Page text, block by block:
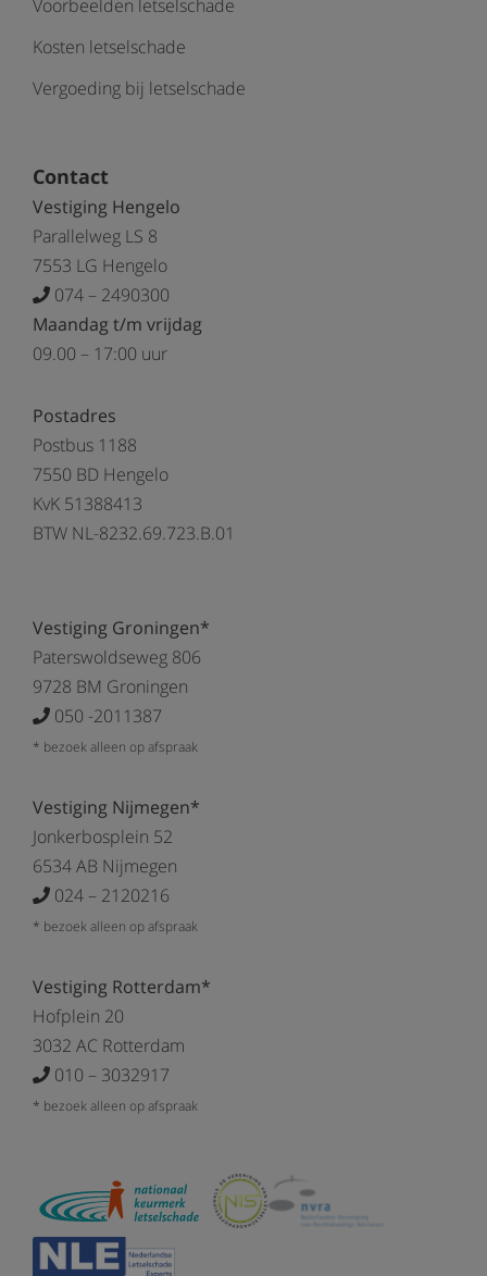
Voorbeelden letselschade
Kosten letselschade
Vergoeding bij letselschade
Contact
Vestiging Hengelo
Parallelweg LS 8
7553 LG Hengelo
074 – 2490300
Maandag t/m vrijdag
09.00 – 17:00 uur
Postadres
Postbus 1188
7550 BD Hengelo
KvK 51388413
BTW NL-8232.69.723.B.01
Vestiging Groningen*
Paterswoldseweg 806
9728 BM Groningen
050 -2011387
* bezoek alleen op afspraak
Vestiging Nijmegen*
Jonkerbosplein 52
6534 AB Nijmegen
024 – 2120216
* bezoek alleen op afspraak
Vestiging Rotterdam*
Hofplein 20
3032 AC Rotterdam
010 – 3032917
* bezoek alleen op afspraak